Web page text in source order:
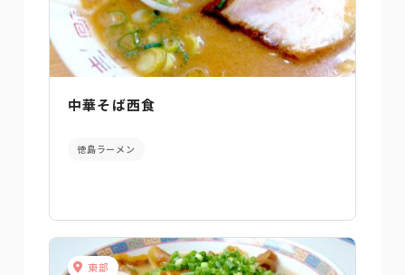
中華そば西食
徳島ラーメン
東部